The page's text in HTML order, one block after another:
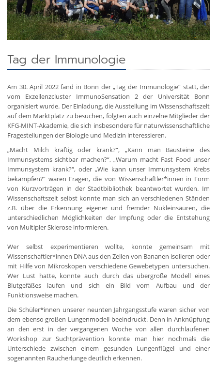
Tag der Immunologie
Am 30. April 2022 fand in Bonn der „Tag der Immunologie“ statt, der
vom Exzellenzcluster ImmunoSensation 2 der Universität Bonn
organisiert wurde. Der Einladung, die Ausstellung im Wissenschaftszelt
auf dem Marktplatz zu besuchen, folgten auch einzelne Mitglieder der
KFG-MINT-Akademie, die sich insbesondere für naturwissenschaftliche
Fragestellungen der Biologie und Medizin interessieren.
„Macht Milch kräftig oder krank?“, „Kann man Bausteine des
Immunsystems sichtbar machen?“, „Warum macht Fast Food unser
Immunsystem krank?“, oder „Wie kann unser Immunsystem Krebs
bekämpfen?“ waren Fragen, die von Wissenschaftler*innen in Form
von Kurzvorträgen in der Stadtbibliothek beantwortet wurden. Im
Wissenschaftszelt selbst konnte man sich an verschiedenen Ständen
z.B. über die Erkennung eigener und fremder Nukleinsäuren, die
unterschiedlichen Möglichkeiten der Impfung oder die Entstehung
von Multipler Sklerose informieren.
Wer selbst experimentieren wollte, konnte gemeinsam mit
Wissenschaftler*innen DNA aus den Zellen von Bananen isolieren oder
mit Hilfe von Mikroskopen verschiedene Gewebetypen untersuchen.
Wer Lust hatte, konnte auch durch das übergroße Modell eines
Blutgefäßes laufen und sich ein Bild vom Aufbau und der
Funktionsweise machen.
Die Schüler*innen unserer neunten Jahrgangsstufe waren sicher von
dem ebenso großen Lungenmodell beeindruckt. Denn in Anknüpfung
an den erst in der vergangenen Woche von allen durchlaufenen
Workshop zur Suchtprävention konnte man hier nochmals die
Unterschiede zwischen einem gesunden Lungenflügel und einer
sogenannten Raucherlunge deutlich erkennen.